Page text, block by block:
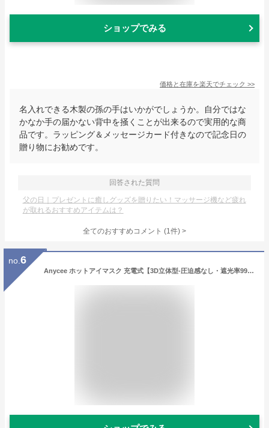
ショップでみる
価格と在庫を楽天でチェック >>
名入れできる木製の孫の手はいかがでしょうか。自分ではな
かなか手の届かない背中を掻くことが出来るので実用的な商
品です。ラッピング＆メッセージカード付きなので記念日の
贈り物にお勧めです。
回答された質問
父の日｜プレゼントに癒しグッズを贈りたい！マッサージ機など疲れ
が取れるおすすめアイテムは？
全てのおすすめコメント (1件) >
no. 6
Anycee ホットアイマスク 充電式【3D立体型-圧迫感なし・遮光率99.99％】アイマスク ホット 睡眠用 3段階温度モード アイウォーマー サイズ調節可能 男女兼用 充電式アイマスク コードレス 繰り返し使える 目の疲れ 目を温めるグッズ 快眠グッズ 記念日 父の日 母の日 誕生日 クリスマス プレゼント (ピンク)